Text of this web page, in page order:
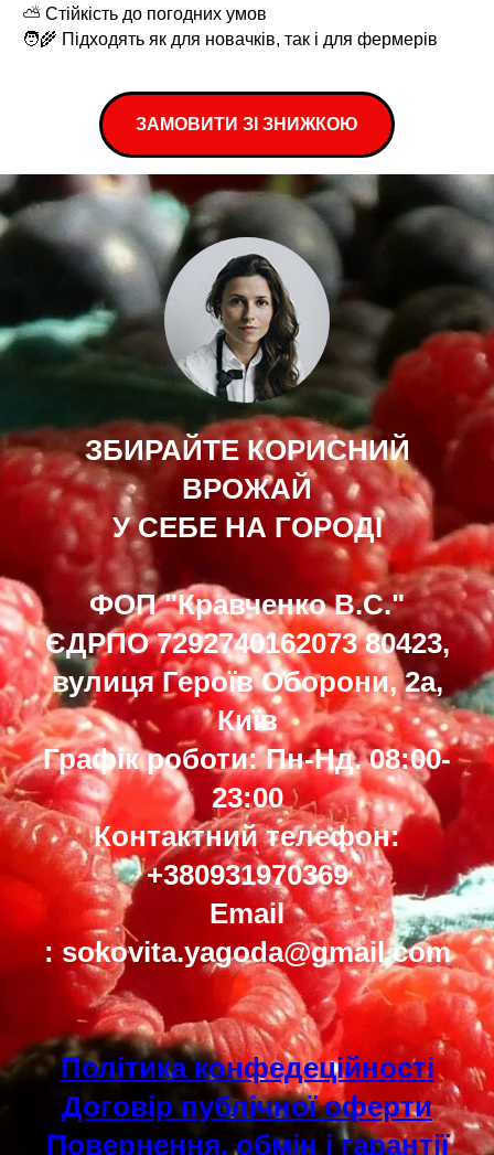
⛅ Стійкість до погодних умов
🧑‍🌾 Підходять як для новачків, так і для фермерів
ЗАМОВИТИ ЗІ ЗНИЖКОЮ
ЗБИРАЙТЕ КОРИСНИЙ
ВРОЖАЙ
У СЕБЕ НА ГОРОДІ
ФОП "Кравченко В.С."
ЄДРПО 7292740162073 80423,
вулиця Героїв Оборони, 2а,
Київ
Графік роботи: Пн-Нд. 08:00-
23:00
Контактний телефон:
+380931970369
Email
: sokovita.yagoda@gmail.com
Політика конфедеційності
Договір публічної оферти
Повернення, обмін і гарантії